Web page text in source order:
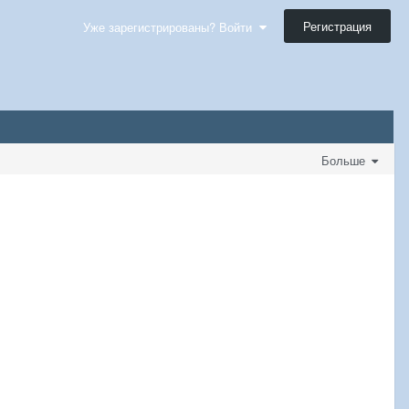
Уже зарегистрированы? Войти Регистрация
Больше